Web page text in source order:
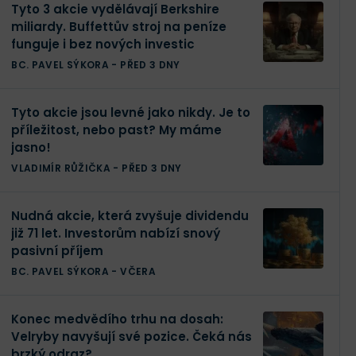
Tyto 3 akcie vydělávají Berkshire
miliardy. Buffettův stroj na peníze
funguje i bez nových investic
BC. PAVEL SÝKORA - PŘED 3 DNY
Tyto akcie jsou levné jako nikdy. Je to
příležitost, nebo past? My máme
jasno!
VLADIMÍR RŮŽIČKA - PŘED 3 DNY
Nudná akcie, která zvyšuje dividendu
již 71 let. Investorům nabízí snový
pasivní příjem
BC. PAVEL SÝKORA -VČERA
Konec medvědího trhu na dosah:
Velryby navyšují své pozice. Čeká nás